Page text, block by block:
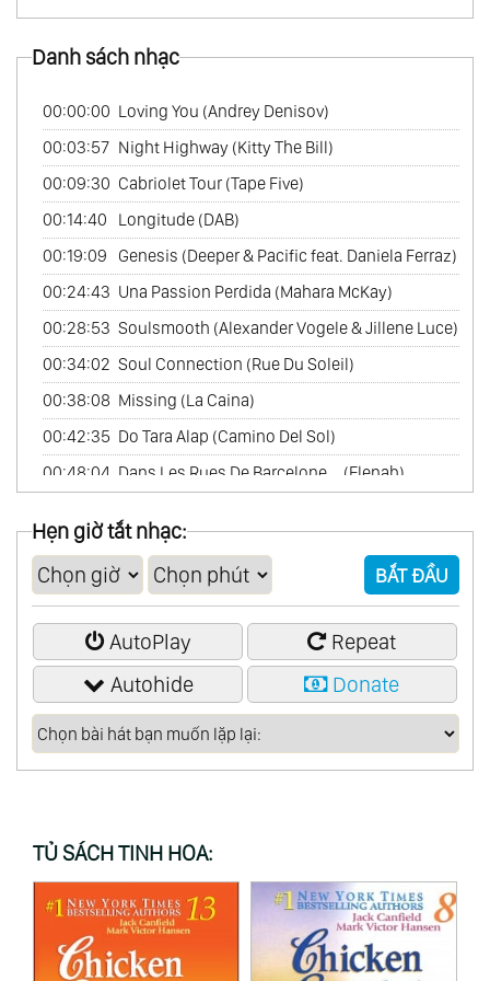
63.The Best Of Cafe Del Mar Music Vol.2
64.The Best Of Cafe Del Mar Music Vol.3
65.The Best Of Cafe Del Mar Music Vol.4
66.The Best Of Cafe Del Mar Music Vol.5
Danh sách nhạc
00:00:00 Loving You (Andrey Denisov)
00:03:57 Night Highway (Kitty The Bill)
00:09:30 Cabriolet Tour (Tape Five)
00:14:40
Longitude (DAB)
00:19:09
Genesis (Deeper & Pacific feat. Daniela Ferraz)
00:24:43 Una Passion Perdida (Mahara McKay)
00:28:53 Soulsmooth (Alexander Vogele & Jillene Luce)
00:34:02 Soul Connection (Rue Du Soleil)
00:38:08 Missing (La Caina)
00:42:35 Do Tara Alap (Camino Del Sol)
00:48:04 Dans Les Rues De Barcelone... (Elenah)
00:55:19 El Alba (Almadrava)
01:01:02
Land Of Eternal Sunset (Michael Hornstein)
01:10:24
Training
Hẹn giờ tắt nhạc:
BẮT ĐẦU
AutoPlay
Repeat
Autohide
Donate
TỦ SÁCH TINH HOA: